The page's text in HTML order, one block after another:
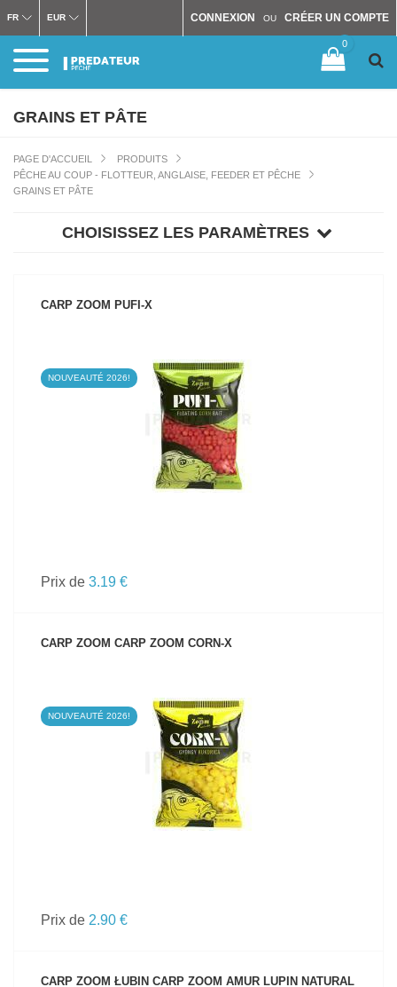
CONNEXION OU CRÉER UN COMPTE
FR EUR
0
GRAINS ET PÂTE
PAGE D'ACCUEIL
PRODUITS
PÊCHE AU COUP - FLOTTEUR, ANGLAISE, FEEDER ET PÊCHE
GRAINS ET PÂTE
CHOISISSEZ LES PARAMÈTRES
CARP ZOOM PUFI-X
NOUVEAUTÉ 2026!
VOIR LE PRODUIT
Prix de 3.19 €
CARP ZOOM CARP ZOOM CORN-X
NOUVEAUTÉ 2026!
VOIR LE PRODUIT
Prix de 2.90 €
CARP ZOOM ŁUBIN CARP ZOOM AMUR LUPIN NATURAL